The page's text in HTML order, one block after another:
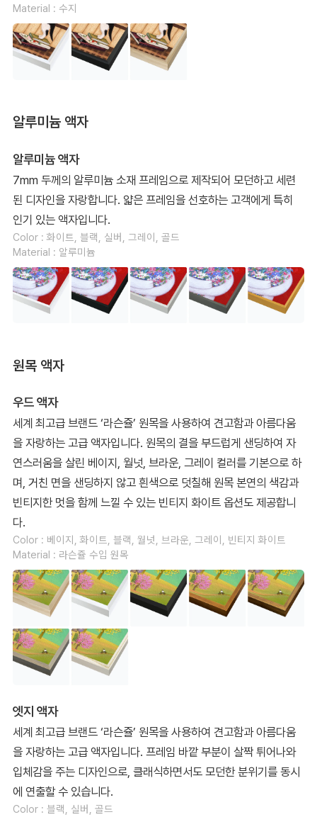
Material : 수지
알루미늄 액자
알루미늄 액자
7mm 두께의 알루미늄 소재 프레임으로 제작되어 모던하고 세련
된 디자인을 자랑합니다. 얇은 프레임을 선호하는 고객에게 특히
인기 있는 액자입니다.
Color : 화이트, 블랙, 실버, 그레이, 골드
Material : 알루미늄
원목 액자
우드 액자
세계 최고급 브랜드 ‘라슨쥴’ 원목을 사용하여 견고함과 아름다움
을 자랑하는 고급 액자입니다. 원목의 결을 부드럽게 샌딩하여 자
연스러움을 살린 베이지, 월넛, 브라운, 그레이 컬러를 기본으로 하
며, 거친 면을 샌딩하지 않고 흰색으로 덧칠해 원목 본연의 색감과
빈티지한 멋을 함께 느낄 수 있는 빈티지 화이트 옵션도 제공합니
다.
Color : 베이지, 화이트, 블랙, 월넛, 브라운, 그레이, 빈티지 화이트
Material : 라슨쥴 수입 원목
엣지 액자
세계 최고급 브랜드 ‘라슨쥴’ 원목을 사용하여 견고함과 아름다움
을 자랑하는 고급 액자입니다. 프레임 바깥 부분이 살짝 튀어나와
입체감을 주는 디자인으로, 클래식하면서도 모던한 분위기를 동시
에 연출할 수 있습니다.
Color : 블랙, 실버, 골드